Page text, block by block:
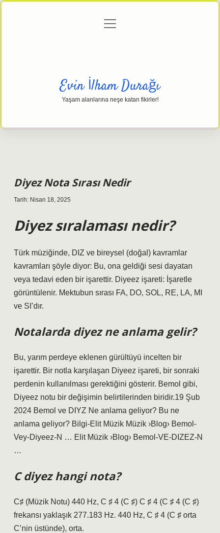
Gizlilik Politikası
menüyü
Evin İlham Durağı
Yaşam alanlarına neşe katan fikirler!
Diyez Nota Sırası Nedir
Tarih: Nisan 18, 2025
Diyez sıralaması nedir?
Türk müziğinde, DIZ ve bireysel (doğal) kavramlar
kavramları şöyle diyor: Bu, ona geldiği sesi dayatan
veya tedavi eden bir işarettir. Diyeez işareti: İşaretle
görüntülenir. Mektubun sırası FA, DO, SOL, RE, LA, MI
ve SI’dır.
Notalarda diyez ne anlama gelir?
Bu, yarım perdeye eklenen gürültüyü incelten bir
işarettir. Bir notla karşılaşan Diyeez işareti, bir sonraki
perdenin kullanılması gerektiğini gösterir. Bemol gibi,
Diyeez notu bir değişimin belirtilerinden biridir.19 Şub
2024 Bemol ve DIYZ Ne anlama geliyor? Bu ne
anlama geliyor? Bilgi-Elit Müzik Müzik ›Blog› Bemol-
Vey-Diyeez-N … Elit Müzik ›Blog› Bemol-VE-DIZEZ-N
…
C diyez hangi nota?
C♯ (Müzik Notu) 440 Hz, C ♯ 4 (C ♯) C ♯ 4 (C ♯ 4 (C ♯)
frekansı yaklaşık 277.183 Hz. 440 Hz, C ♯ 4 (C ♯ orta
C’nin üstünde), orta.